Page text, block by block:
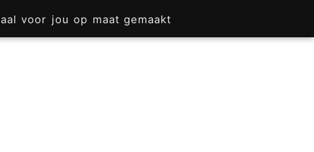
voor jou op maat gemaakt